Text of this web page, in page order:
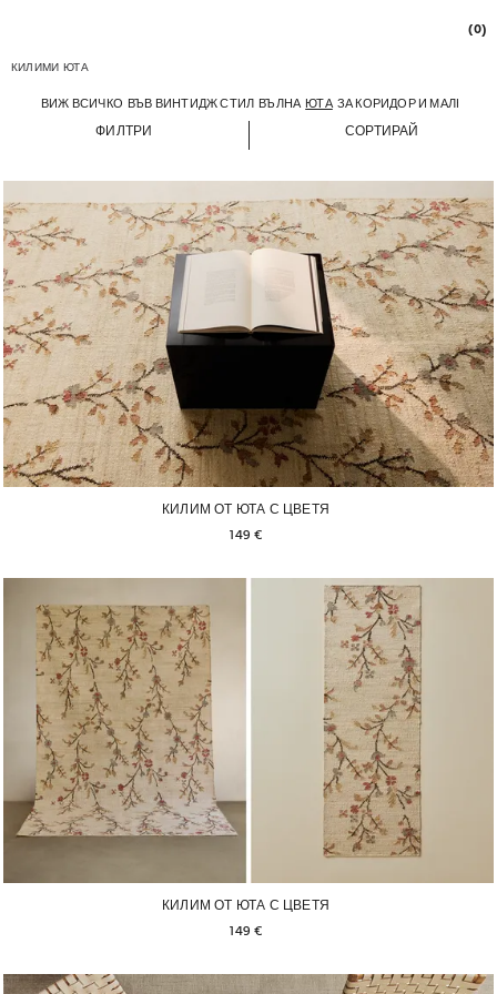
(0)
КИЛИМИ ЮТА
ВИЖ ВСИЧКО ВЪВ ВИНТИДЖ СТИЛ ВЪЛНА ЮТА ЗА КОРИДОР И МАЛКИ
ФИЛТРИ СОРТИРАЙ
КИЛИМ ОТ ЮТА С ЦВЕТЯ
149 €
КИЛИМ ОТ ЮТА С ЦВЕТЯ
149 €